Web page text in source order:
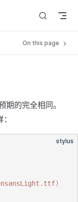
On this page
期的完全相同。
stylus
)